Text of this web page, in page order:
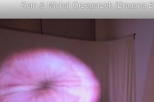
Kem & Michal Grzegorzek (Dragana